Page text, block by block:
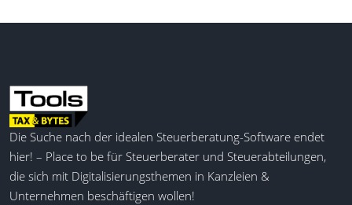
Die Suche nach der idealen Steuerberatung-Software endet
hier! – Place to be für Steuerberater und Steuerabteilungen,
die sich mit Digitalisierungsthemen in Kanzleien &
Unternehmen beschäftigen wollen!